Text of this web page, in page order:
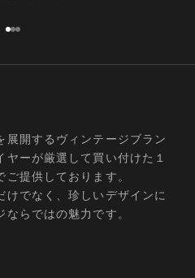
I18n Error: Missing interpolation
I18n Error: Missing interpolation
I18n Error: Missing interpolation
展開するヴィンテージブラン
ヤーが厳選して買い付けた１
提供しております。
でなく、珍しいデザインに
らではの魅力です。